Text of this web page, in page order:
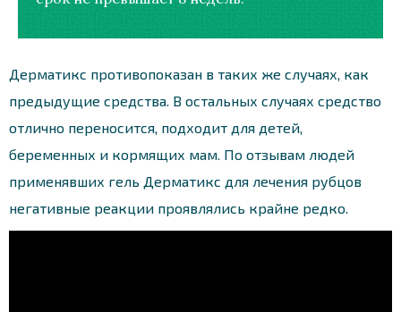
Дерматикс противопоказан в таких же случаях, как
предыдущие средства. В остальных случаях средство
отлично переносится, подходит для детей,
беременных и кормящих мам. По отзывам людей
применявших гель Дерматикс для лечения рубцов
негативные реакции проявлялись крайне редко.